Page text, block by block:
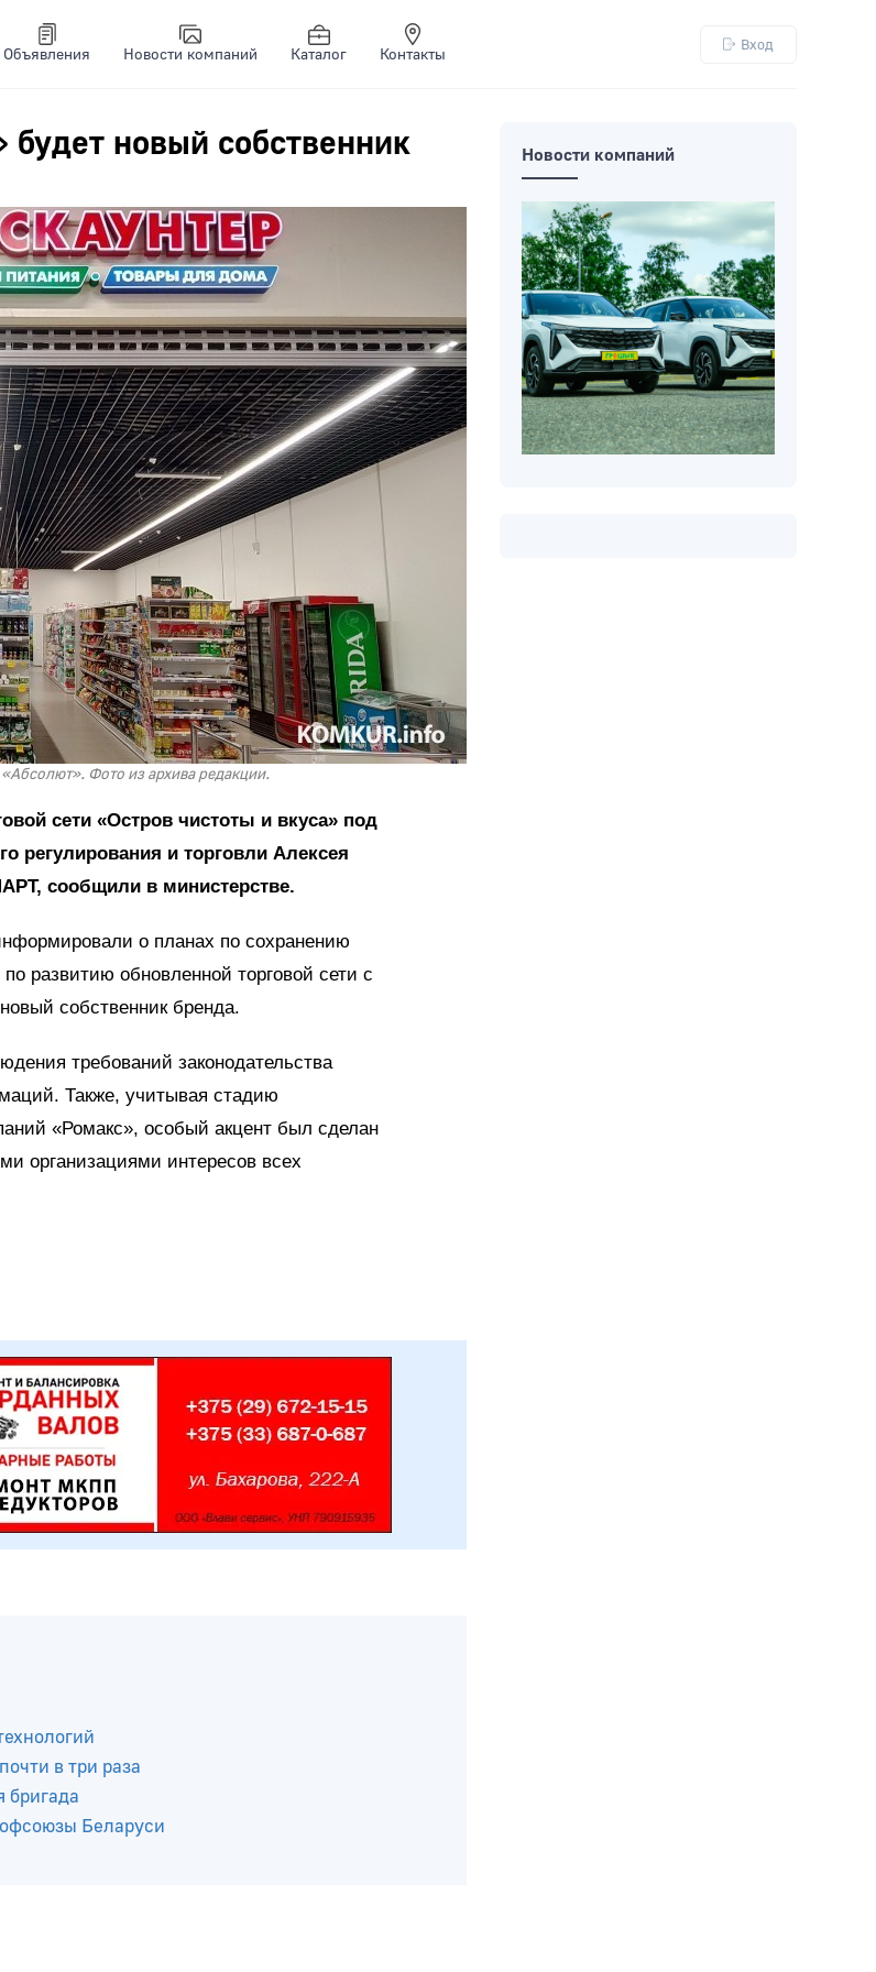
Объявления Новости компаний Каталог Контакты
Вход
будет новый собственник
Фото из архива редакции.
сети «Остров чистоты и вкуса» под
регулирования и торговли Алексея
сообщили в министерстве.
о планах по сохранению
развитию обновленной торговой сети с
собственник бренда.
требований законодательства
Также, учитывая стадию
«Ромакс», особый акцент был сделан
организациями интересов всех
в три раза
бригада
Беларуси
Новости компаний